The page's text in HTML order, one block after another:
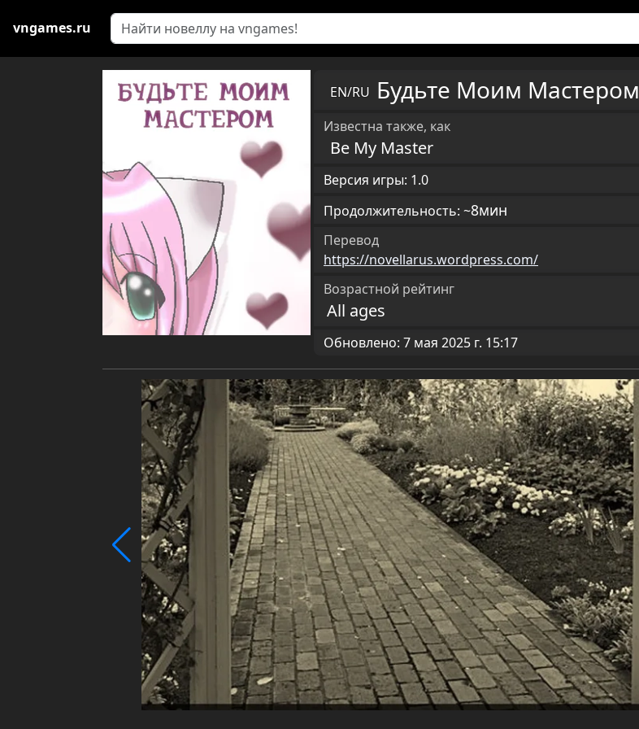
vngames.ru
EN/RU Будьте Моим Мастером
Известна также, как
Be My Master
Версия игры: 1.0
Продолжительность: ~8мин
Перевод
https://novellarus.wordpress.com/
Возрастной рейтинг
All ages
Обновлено: 7 мая 2025 г. 15:17